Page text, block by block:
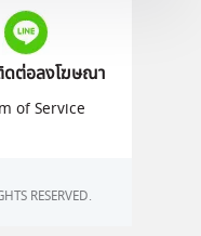
ดต่อลงโฆษณา
of Service
RESERVED.